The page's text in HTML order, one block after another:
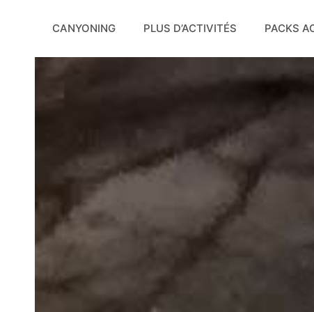
CANYONING PLUS D’ACTIVITÉS PACKS